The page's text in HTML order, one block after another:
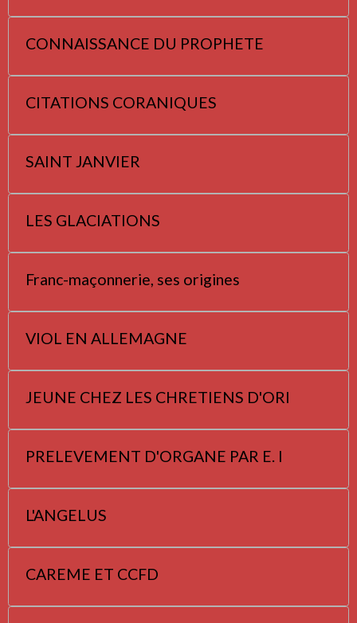
CONNAISSANCE DU PROPHETE
CITATIONS CORANIQUES
SAINT JANVIER
LES GLACIATIONS
Franc-maçonnerie, ses origines
VIOL EN ALLEMAGNE
JEUNE CHEZ LES CHRETIENS D'ORI
PRELEVEMENT D'ORGANE PAR E. I
L'ANGELUS
CAREME ET CCFD